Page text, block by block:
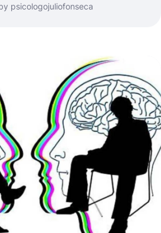
psicologojuliofonseca